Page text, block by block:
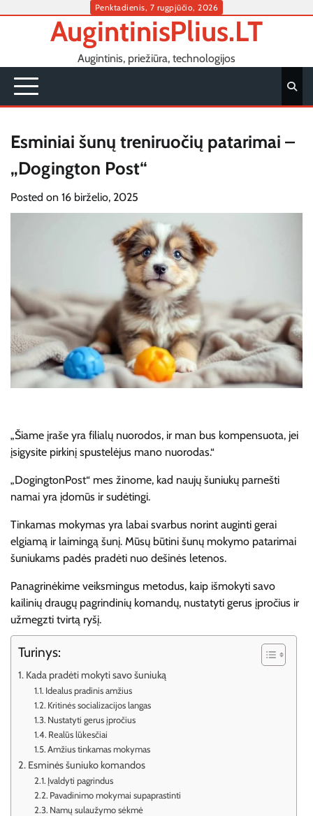
Penktadienis, 7 rugpjūčio, 2026
AugintinisPlius.LT
Augintinis, priežiūra, technologijos
Esminiai šunų treniruočių patarimai –
„Dogington Post“
Posted on 16 birželio, 2025
„Šiame įraše yra filialų nuorodos, ir man bus kompensuota, jei
įsigysite pirkinį spustelėjus mano nuorodas.“
„DogingtonPost“ mes žinome, kad naujų šuniukų parnešti
namai yra įdomūs ir sudėtingi.
Tinkamas mokymas yra labai svarbus norint auginti gerai
elgiamą ir laimingą šunį. Mūsų būtini šunų mokymo patarimai
šuniukams padės pradėti nuo dešinės letenos.
Panagrinėkime veiksmingus metodus, kaip išmokyti savo
kailinių draugų pagrindinių komandų, nustatyti gerus įpročius ir
užmegzti tvirtą ryšį.
Turinys:
Kada pradėti mokyti savo šuniuką
Idealus pradinis amžius
Kritinės socializacijos langas
Nustatyti gerus įpročius
Realūs lūkesčiai
Amžius tinkamas mokymas
Esminės šuniuko komandos
Įvaldyti pagrindus
Pavadinimo mokymai supaprastinti
Namų sulaužymo sėkmė